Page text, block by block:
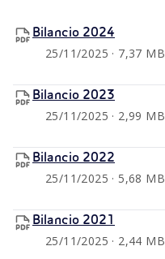
Bilancio 2024
25/11/2025 · 7,37 MB
Bilancio 2023
25/11/2025 · 2,99 MB
Bilancio 2022
25/11/2025 · 5,68 MB
Bilancio 2021
25/11/2025 · 2,44 MB